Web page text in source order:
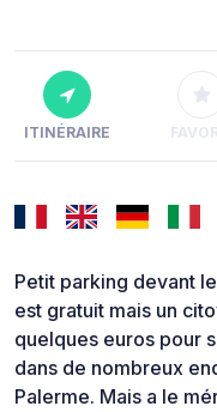
ITINÉRAIRE
Petit parking devant
est gratuit mais un
quelques euros pour
dans de nombreux
Palerme. Mais a le